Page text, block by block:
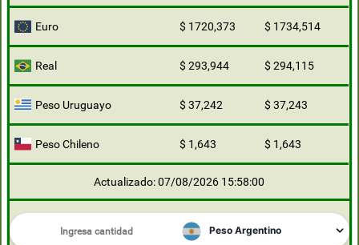
Euro $ 1720,373 $ 1734,514
Real $ 293,944 $ 294,115
Peso Uruguayo $ 37,242 $ 37,243
Peso Chileno $ 1,643 $ 1,643
Actualizado: 07/08/2026 15:58:00